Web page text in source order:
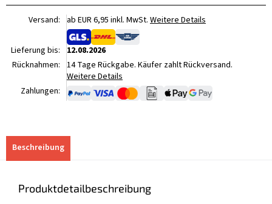
Versand: ab EUR 6,95 inkl. MwSt. Weitere Details
Lieferung bis:
12.08.2026
Rücknahmen: 14 Tage Rückgabe. Käufer zahlt Rückversand.
Weitere Details
Zahlungen:
Beschreibung
Produktdetailbeschreibung